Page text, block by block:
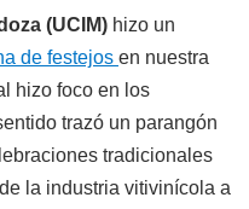
(UCIM) hizo un
de festejos en nuestra
hizo foco en los
trazó un parangón
tradicionales
la industria vitivinícola a